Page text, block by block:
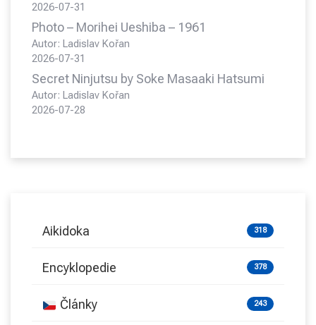
2026-07-31
Photo – Morihei Ueshiba – 1961
Autor: Ladislav Kořan
2026-07-31
Secret Ninjutsu by Soke Masaaki Hatsumi
Autor: Ladislav Kořan
2026-07-28
Aikidoka 318
Encyklopedie 378
Články 243